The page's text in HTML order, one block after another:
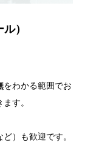
）
をわかる範囲でお
す。
）も歓迎です。